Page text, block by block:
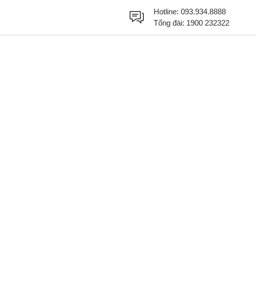
Hotline: 093.934.8888
Tổng đài: 1900 232322